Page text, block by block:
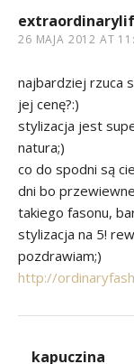
26 MAJA 2012 AT
najbardziej rzuca
jej cenę?:)
stylizacja jest
natura;)
co do spodni są
dni bo
takiego fasonu,
stylizacja na 5!
pozdrawiam;)
http://
kapuczina